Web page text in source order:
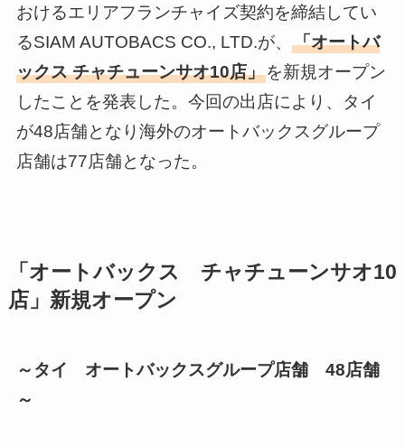
おけるエリアフランチャイズ契約を締結してい
るSIAM AUTOBACS CO., LTD.が、 「オートバ
ックス チャチューンサオ10店」を新規オープン
したことを発表した。今回の出店により、タイ
が48店舗となり海外のオートバックスグループ
店舗は77店舗となった。
「オートバックス チャチューンサオ10
店」新規オープン
～タイ オートバックスグループ店舗 48店舗
～